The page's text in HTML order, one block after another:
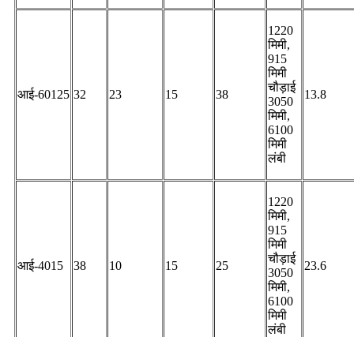
आई-60125 32 23 15 38
1220
मिमी,
915
मिमी
चौड़ाई
3050
मिमी,
6100
मिमी
लंबी
13.8
आई-4015 38 10 15 25
1220
मिमी,
915
मिमी
चौड़ाई
3050
मिमी,
6100
मिमी
लंबी
23.6